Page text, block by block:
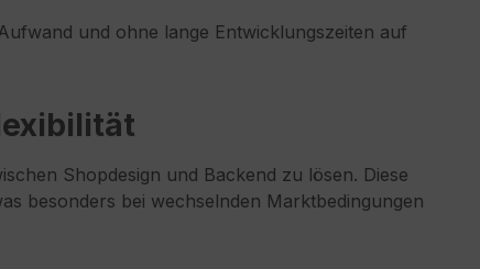
und ohne lange Entwicklungszeiten auf
Shopdesign und Backend zu lösen. Diese
besonders bei wechselnden Marktbedingungen